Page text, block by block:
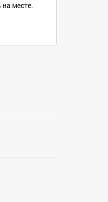
месте.